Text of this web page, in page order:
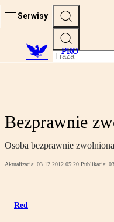
Serwisy
PRO
Bezprawnie
Osoba bezprawnie
Aktualizacja: 03.12.2012 05:20 Publikacja:
Red